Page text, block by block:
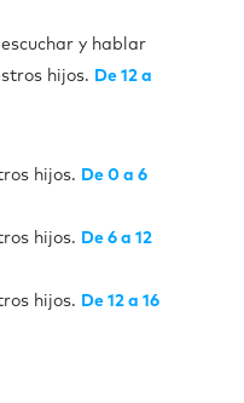
y hablar
hijos. De 12 a
hijos. De 0 a 6
hijos. De 6 a 12
hijos. De 12 a 16